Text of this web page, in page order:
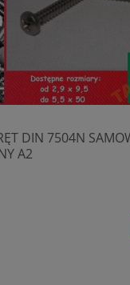
DIN 7504N
A2